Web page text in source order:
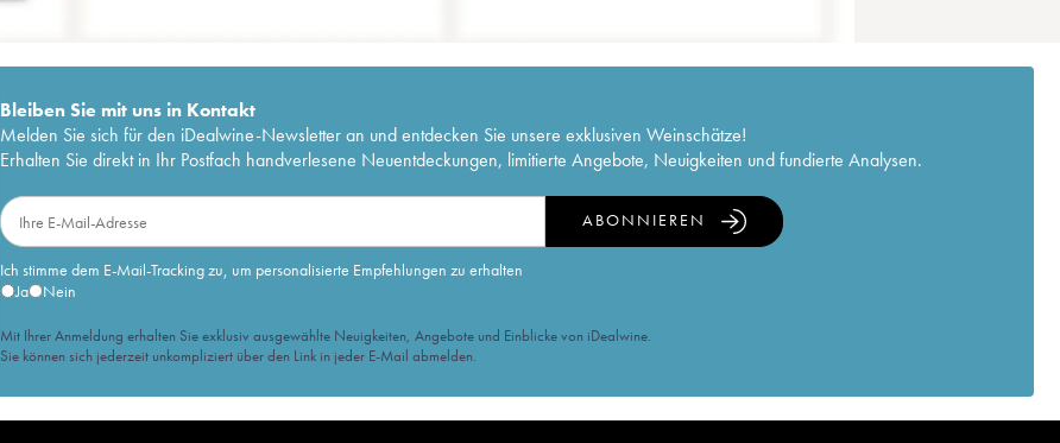
Bleiben Sie mit uns in Kontakt
Melden Sie sich für den iDealwine-Newsletter an und entdecken Sie unsere exklusiven Weinschätze!
Erhalten Sie direkt in Ihr Postfach handverlesene Neuentdeckungen, limitierte Angebote, Neuigkeiten und fundierte Analysen.
Ich stimme dem E-Mail-Tracking zu, um personalisierte Empfehlungen zu erhalten
Ja
Nein
ABONNIEREN
Mit Ihrer Anmeldung erhalten Sie exklusiv ausgewählte Neuigkeiten, Angebote und Einblicke von iDealwine.
Sie können sich jederzeit unkompliziert über den Link in jeder E-Mail abmelden.